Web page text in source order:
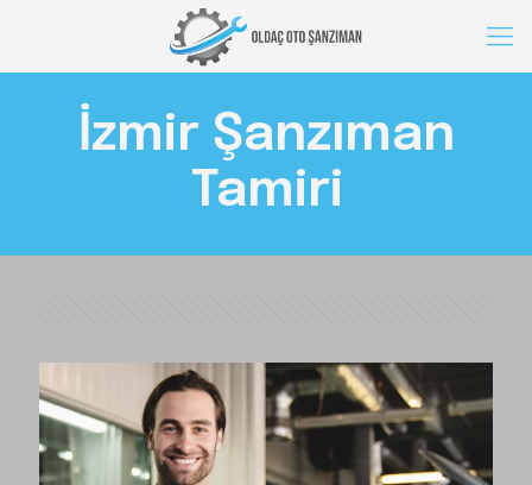
İzmir Şanzıman
Tamiri